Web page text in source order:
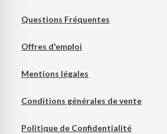
Questions Fréquentes
Offres d'emploi
Mentions légales
Conditions générales de vente
Politique de Confidentialité